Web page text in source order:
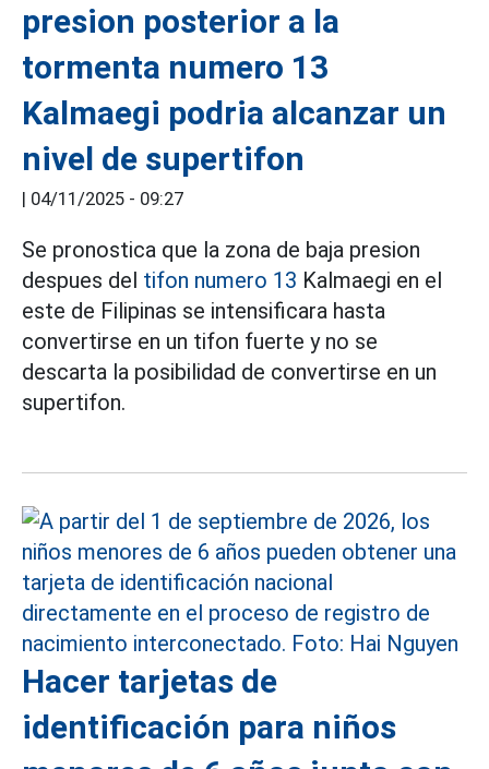
presion posterior a la
tormenta numero 13
Kalmaegi podria alcanzar un
nivel de supertifon
| 04/11/2025 - 09:27
Se pronostica que la zona de baja presion
despues del tifon numero 13 Kalmaegi en el
este de Filipinas se intensificara hasta
convertirse en un tifon fuerte y no se
descarta la posibilidad de convertirse en un
supertifon.
Hacer tarjetas de
identificación para niños